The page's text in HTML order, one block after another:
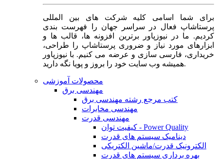
برای شما اسامی کلیه شرکت های بین المللی
پرستاشاپ فعال در سراسر جهان را فهرست بندی
کردیم. ما در نیوزپاور برترین افزونه ها، قالب ها و
ابزارهای مورد نیاز و ضروری پرستاشاپ را طراحی،
خریداری، فارسی سازی و عرضه می کنیم. با نیوزپاور
همیشه وب سایت خود را بروز و پویا نگه دارید.
محصولات آموزشی
مهندسی برق
کتب مرجع رشته مهندسی برق
مهندسی مخابرات
مهندسی قدرت
کیفیت توان - Power Quality
دینامیک سیستم های قدرت
الکترونیک قدرت/ماشین الکتریکی
بهره برداری سیستم های قدرت